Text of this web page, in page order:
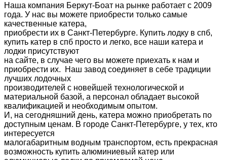
Наша компания Беркут-Боат на рынке работает с 2009
года. У нас вы можете приобрести только самые
качественные катера,
приобрести их в Санкт-Петербурге. Купить лодку в спб,
купить катер в спб просто и легко, все наши катера и
лодки присутствуют
на сайте, в случае чего вы можете приехать к нам и
приобрести их. Наш завод соединяет в себе традиции
лучших лодочных
производителей с новейшей технологической и
материальной базой, а персонал обладает высокой
квалификацией и необходимым опытом.
И, на сегодняшний день, катера можно приобретать по
доступным ценам. В городе Санкт-Петербурге, у тех, кто
интересуется
малогабаритным водным транспортом, есть прекрасная
возможность купить алюминиевый катер или